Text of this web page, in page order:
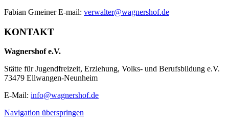
Fabian Gmeiner E-mail: verwalter@wagnershof.de
KONTAKT
Wagnershof e.V.
Stätte für Jugendfreizeit, Erziehung, Volks- und Berufsbildung e.V.
73479 Ellwangen-Neunheim
E-Mail: info@wagnershof.de
Navigation überspringen